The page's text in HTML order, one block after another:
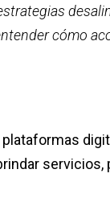
cómo
servicios,